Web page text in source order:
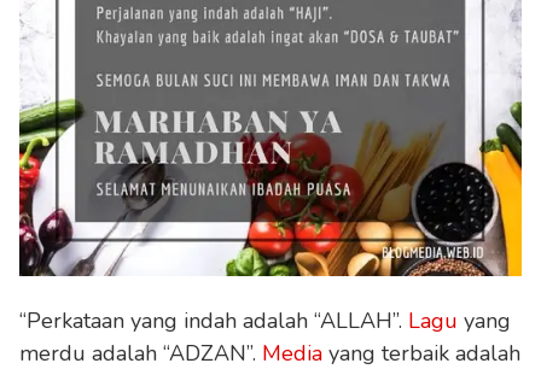
“Perkataan yang indah adalah “ALLAH”. Lagu yang
merdu adalah “ADZAN”. Media yang terbaik adalah